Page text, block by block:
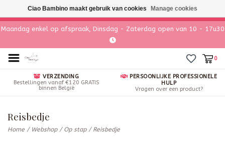
Maandag enkel op afspraak, Dinsdag - Zaterdag open van 10 - 17u30
0
VERZENDING
Bestellingen vanaf €120 GRATIS
binnen België
PERSOONLIJKE PROFESSIONELE
HULP
Vragen over een product?
Reisbedje
Home / Webshop/ Op stap/ Reisbedje
Ciao Bambino maakt gebruik van cookies Manage cookies